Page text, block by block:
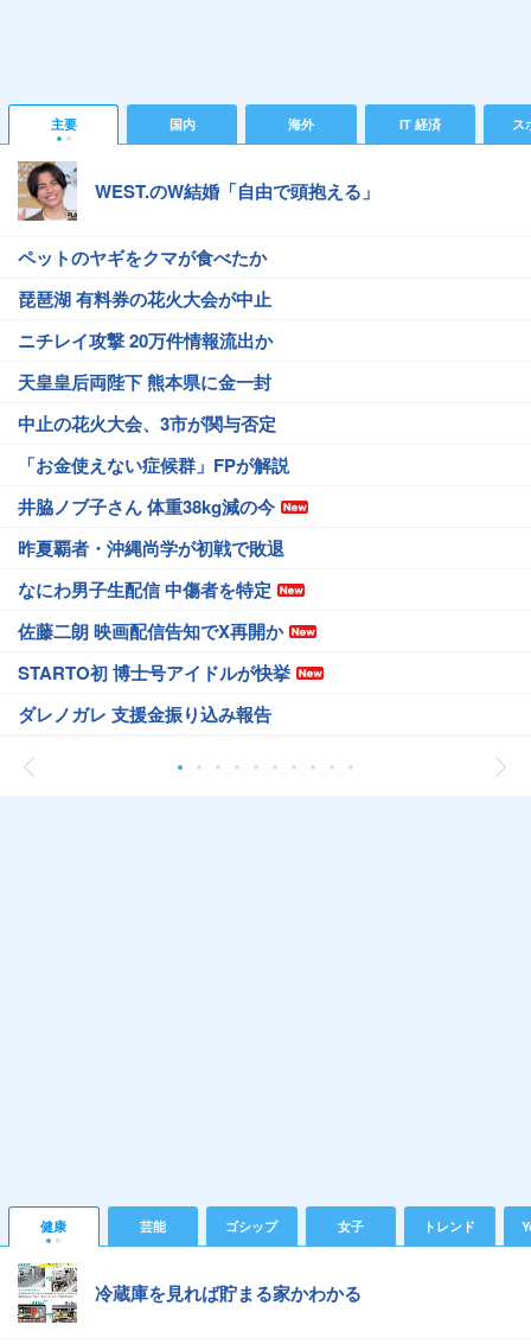
主要 国内 海外 IT 経済 ス
WEST.のW結婚「自由で頭抱える」
ペットのヤギをクマが食べたか
琵琶湖 有料券の花火大会が中止
ニチレイ攻撃 20万件情報流出か
天皇皇后両陛下 熊本県に金一封
中止の花火大会、3市が関与否定
「お金使えない症候群」FPが解説
井脇ノブ子さん 体重38kg減の今
昨夏覇者・沖縄尚学が初戦で敗退
なにわ男子生配信 中傷者を特定
佐藤二朗 映画配信告知でX再開か
STARTO初 博士号アイドルが快挙
ダレノガレ 支援金振り込み報告
健康 芸能 ゴシップ 女子 トレンド
冷蔵庫を見れば貯まる家かわかる